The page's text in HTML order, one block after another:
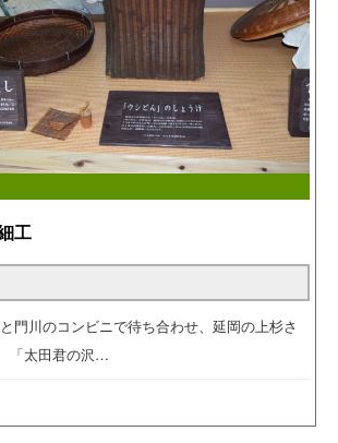
工
門川のコンビニで待ち合わせ、延岡の上杉さ
「太田君の沢…